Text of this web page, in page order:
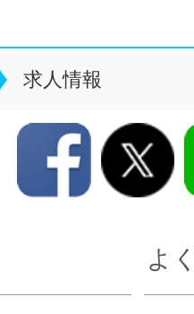
求人情報
よ